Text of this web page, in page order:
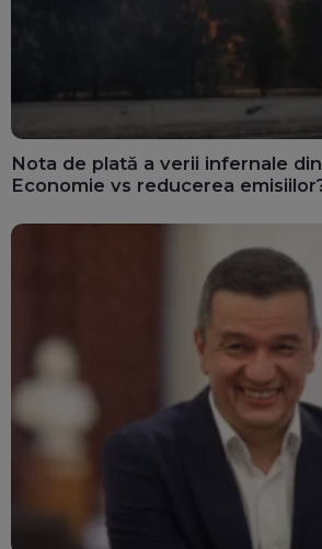
Nota de plată a verii infernale
Economie vs reducerea